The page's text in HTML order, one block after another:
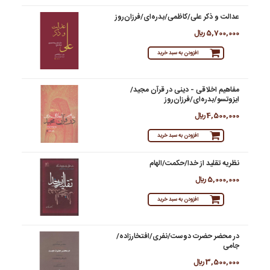
عدالت و ذکر علی/کاظمی/بدره‌ای/فرزان‌روز
5,700,000 ريال
افزودن به سبد خرید
مفاهیم اخلاقی - ‌دینی در قرآن مجید/
ایزوتسو/بدره‌ای/فرزان‌روز
4,500,000 ريال
افزودن به سبد خرید
نظریه تقلید از خدا/حکمت/الهام
5,000,000 ريال
افزودن به سبد خرید
در محضر حضرت دوست/نفری/افتخارزاده/
جامی
3,500,000 ريال